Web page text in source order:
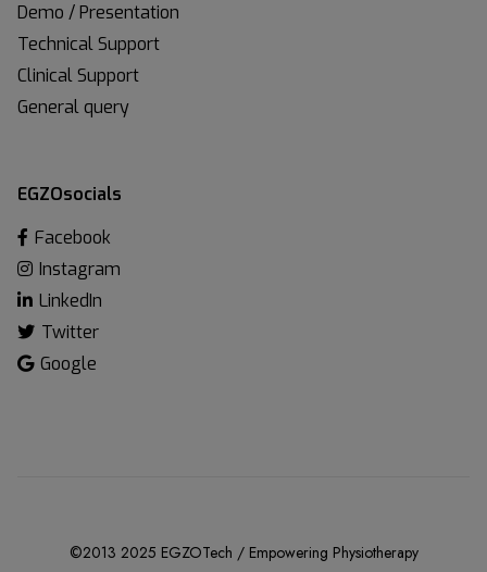
Demo / Presentation
Technical Support
Clinical Support
General query
EGZOsocials
Facebook
Instagram
LinkedIn
Twitter
Google
©2013 2025 EGZOTech / Empowering Physiotherapy